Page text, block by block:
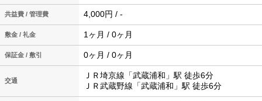
共益費 / 管理費 4,000円 / -
敷金 / 礼金 1ヶ月 / 0ヶ月
保証金 / 敷引 0ヶ月 / 0ヶ月
交通
ＪＲ埼京線「武蔵浦和」駅 徒歩6分
ＪＲ武蔵野線「武蔵浦和」駅 徒歩6分